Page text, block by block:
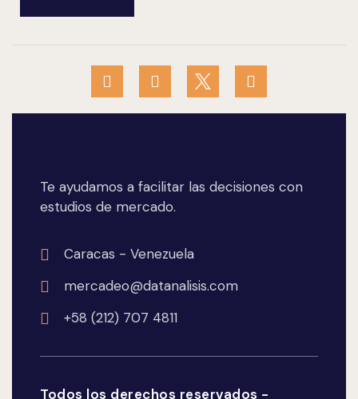
Te ayudamos a facilitar las decisiones con
estudios de mercado.
Caracas - Venezuela
mercadeo@datanalisis.com
+58 (212) 707 4811
Todos los derechos reservados -